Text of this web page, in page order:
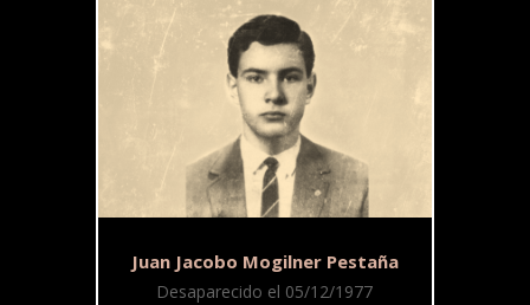
Juan Jacobo Mogilner Pestaña
Desaparecido el 05/12/1977